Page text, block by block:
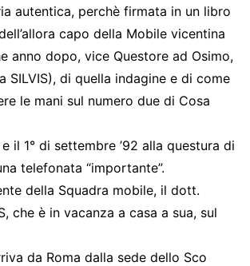
autentica, perchè firmata in un libro
capo della Mobile vicentina
anno dopo, vice Questore ad Osimo,
SILVIS), di quella indagine e di come
le mani sul numero due di Cosa
il 1° di settembre ’92 alla questura di
telefonata “importante”.
della Squadra mobile, il dott.
che è in vacanza a casa a sua, sul
da Roma dalla sede dello Sco